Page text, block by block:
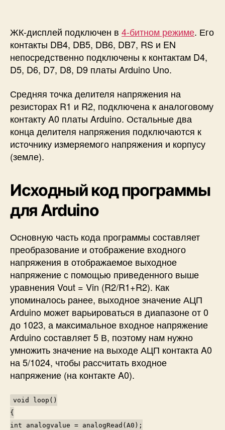
ЖК-дисплей подключен в 4-битном режиме. Его
контакты DB4, DB5, DB6, DB7, RS и EN
непосредственно подключены к контактам D4,
D5, D6, D7, D8, D9 платы Arduino Uno.
Средняя точка делителя напряжения на
резисторах R1 и R2, подключена к аналоговому
контакту A0 платы Arduino. Остальные два
конца делителя напряжения подключаются к
источнику измеряемого напряжения и корпусу
(земле).
Исходный код программы
для Arduino
Основную часть кода программы составляет
преобразование и отображение входного
напряжения в отображаемое выходное
напряжение с помощью приведенного выше
уравнения Vout = Vin (R2/R1+R2). Как
упоминалось ранее, выходное значение АЦП
Arduino может варьироваться в диапазоне от 0
до 1023, а максимальное входное напряжение
Arduino составляет 5 В, поэтому нам нужно
умножить значение на выходе АЦП контакта A0
на 5/1024, чтобы рассчитать входное
напряжение (на контакте A0).
void loop()
{
int analogvalue = analogRead(A0);